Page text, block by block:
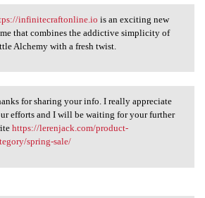
infinitecraftonline
infinitecraftonline.io is an exciting new
that combines the addictive simplicity of
Alchemy with a fresh twist.
for sharing your info.
for sharing your info. I really appreciate
efforts and I will be waiting for your further
https://lerenjack.com/product-
spring-sale/